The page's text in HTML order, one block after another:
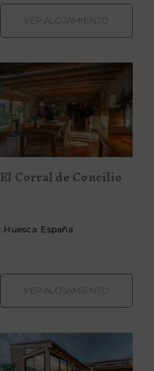
VER ALOJAMIENTO
El Corral de
Concilio
El Corral de Concilio
, Huesca. España
VER ALOJAMIENTO